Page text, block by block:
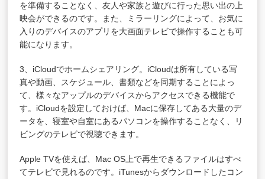
を準備することなく、友人や家族と遊びに行った思い出の上
映会ができるのです。また、ミラーリングによって、お気に
入りのデバイスのアプリを大画面テレビで操作することも可
能になります。
3、iCloudでホームシェアリング。iCloudは所有している写
真や動画、スケジュール、書類などを同期することによっ
て、様々なアップルのデバイスからアクセスできる機能で
す。iCloudを設定しておけば、Macに保存してある大量のデ
ータを、寝室や自室にあるパソコンを操作することなく、リ
ビングのテレビで視聴できます。
Apple TVを使えば、Mac OS上で再生できるファイルはすべ
てテレビで見れるのです。iTunesからダウンロードしたコン